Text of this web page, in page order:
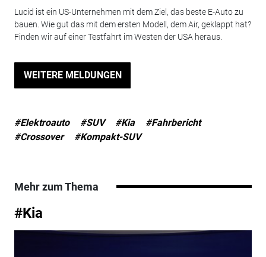
Lucid ist ein US-Unternehmen mit dem Ziel, das beste E-Auto zu
bauen. Wie gut das mit dem ersten Modell, dem Air, geklappt hat?
Finden wir auf einer Testfahrt im Westen der USA heraus.
WEITERE MELDUNGEN
#Elektroauto #SUV #Kia
#Fahrbericht
#Crossover
#Kompakt-SUV
Mehr zum Thema
#Kia